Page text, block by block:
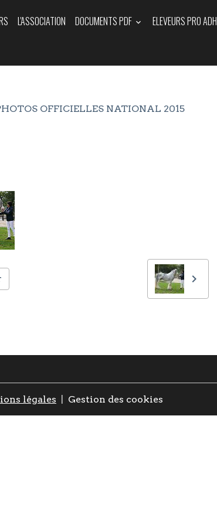
L'ASSOCIATION DOCUMENTS PDF ELEVEURS PRO
OFFICIELLES NATIONAL 2015
légales Gestion des cookies